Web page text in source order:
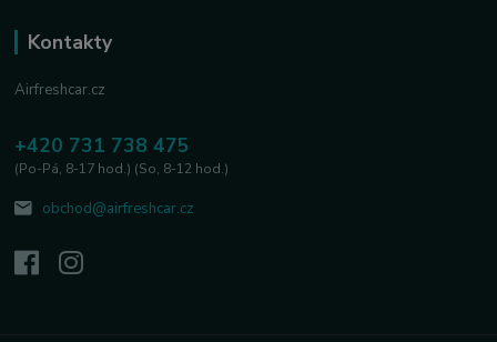
Kontakty
Airfreshcar.cz
+420 731 738 475
(Po-Pá, 8-17 hod.) (So, 8-12 hod.)
obchod@airfreshcar.cz